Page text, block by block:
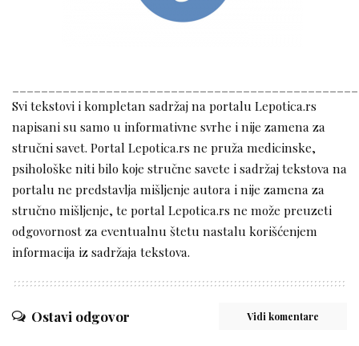
Svi tekstovi i kompletan sadržaj na portalu Lepotica.rs
napisani su samo u informativne svrhe i nije zamena za
stručni savet. Portal Lepotica.rs ne pruža medicinske,
psihološke niti bilo koje stručne savete i sadržaj tekstova na
portalu ne predstavlja mišljenje autora i nije zamena za
stručno mišljenje, te portal Lepotica.rs ne može preuzeti
odgovornost za eventualnu štetu nastalu korišćenjem
informacija iz sadržaja tekstova.
Ostavi odgovor Vidi komentare